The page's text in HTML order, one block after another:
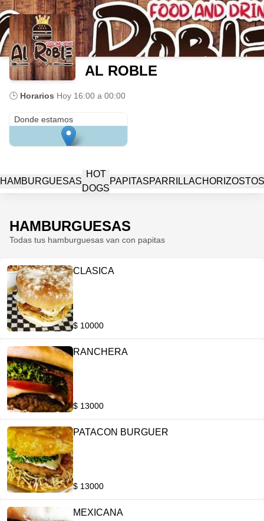
AL ROBLE
🕒 Horarios Hoy 16:00 a 00:00
Donde estamos
HAMBURGUESAS
HOT
DOGS
PAPITASPARRILLACHORIZOS
HAMBURGUESAS
Todas tus hamburguesas van con papitas
CLASICA
$ 10000
RANCHERA
$ 13000
PATACON BURGUER
$ 13000
MEXICANA